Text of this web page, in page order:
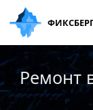
Ремонт